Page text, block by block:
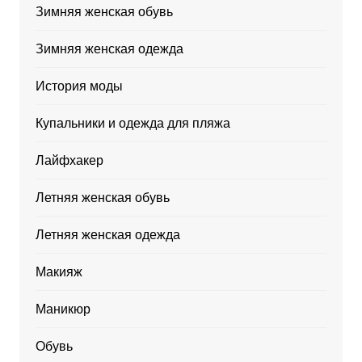
Зимняя женская обувь
Зимняя женская одежда
История моды
Купальники и одежда для пляжа
Лайфхакер
Летняя женская обувь
Летняя женская одежда
Макияж
Маникюр
Обувь